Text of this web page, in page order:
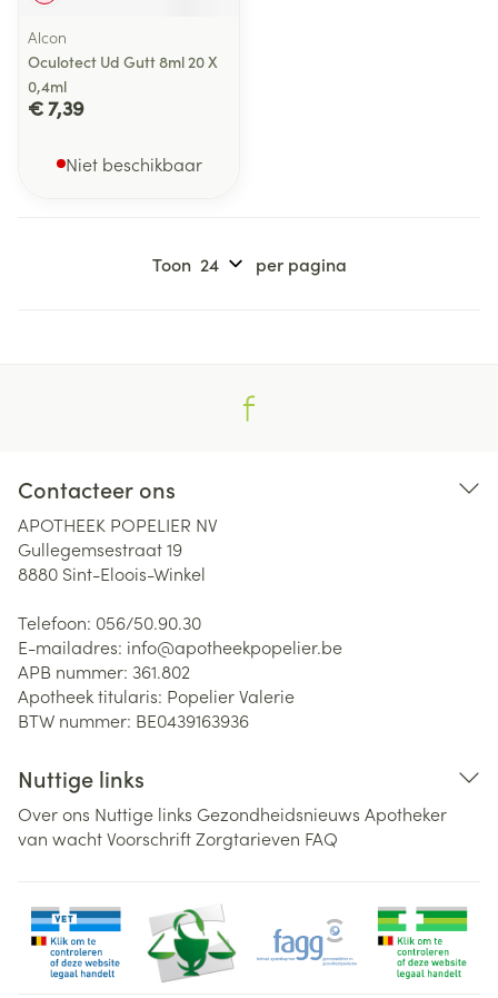
Alcon
Oculotect Ud Gutt 8ml 20 X
0,4ml
€ 7,39
Niet beschikbaar
Toon per pagina
Contacteer ons
APOTHEEK POPELIER NV
Gullegemsestraat 19
8880 Sint-Eloois-Winkel
Telefoon: 056/50.90.30
E-mailadres: info@apotheekpopelier.be
APB nummer: 361.802
Apotheek titularis: Popelier Valerie
BTW nummer: BE0439163936
Nuttige links
Over ons Nuttige links Gezondheidsnieuws Apotheker
van wachtVoorschriftZorgtarieven FAQ